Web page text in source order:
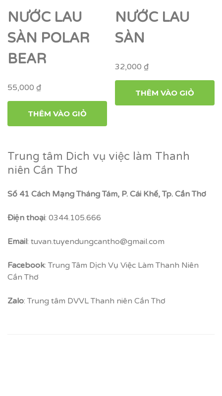
NƯỚC LAU
SÀN POLAR
BEAR
55,000 ₫
THÊM VÀO GIỎ
NƯỚC LAU
SÀN
32,000₫
THÊM VÀO GIỎ
Trung tâm Dich vụ việc làm Thanh
niên Cần Thơ
Số 41 Cách Mạng Tháng Tám, P. Cái Khế, Tp. Cần Thơ
Điện thoại: 0344.105.666
Email: tuvan.tuyendungcantho@gmail.com
Facebook: Trung Tâm Dịch Vụ Việc Làm Thanh Niên
Cần Thơ
Zalo: Trung tâm DVVL Thanh niên Cần Thơ